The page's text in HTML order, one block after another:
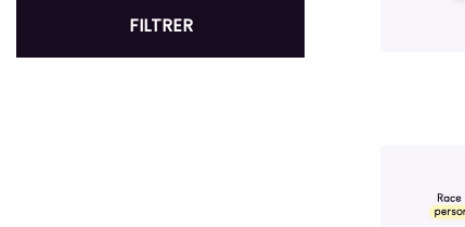
FILTRER